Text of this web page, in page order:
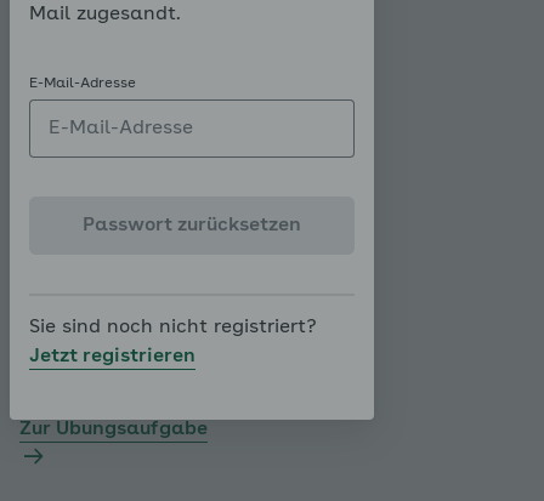
Mail zugesandt.
E-Mail-Adresse
Passwort zurücksetzen
Sie sind noch nicht registriert?
Jetzt registrieren
Selbstmessun
Blutdruckmessung zur
Diagnose".
Zur Übungsaufgabe